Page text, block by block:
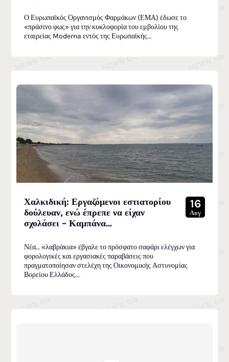
Ο Ευρωπαϊκός Οργανισμός Φαρμάκων (ΕΜΑ) έδωσε το
«πράσινο φως» για την κυκλοφορία του εμβολίου της
εταιρείας Moderna εντός της Ευρωπαϊκής...
Χαλκιδική: Εργαζόμενοι εστιατορίου
δούλευαν, ενώ έπρεπε να είχαν
σχολάσει – Καμπάνα...
16
Αυγ
Νέα… «λαβράκια» έβγαλε το πρόσφατο σαφάρι ελέγχων για
φορολογικές και εργασιακές παραβάσεις που
πραγματοποίησαν στελέχη της Οικονομικής Αστυνομίας
Βορείου Ελλάδος...